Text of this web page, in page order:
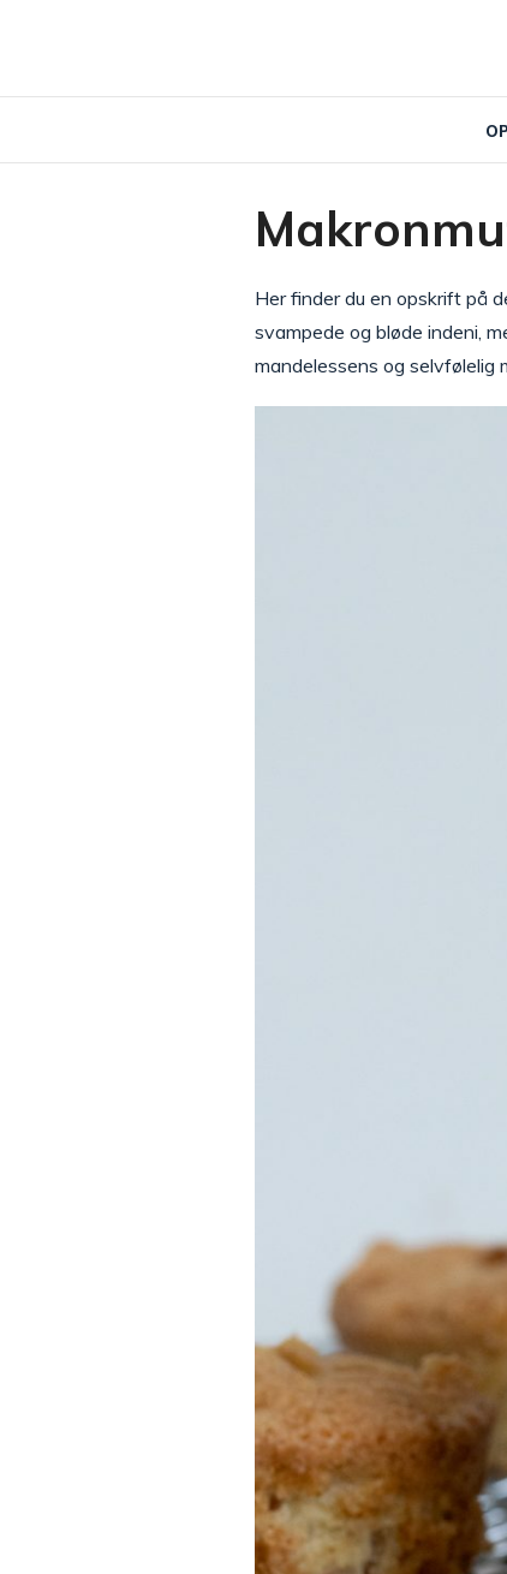
Her finder du en opskrift på
svampede og bløde indeni,
mandelessens og selvfølelig